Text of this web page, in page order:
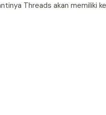
Threads akan memiliki